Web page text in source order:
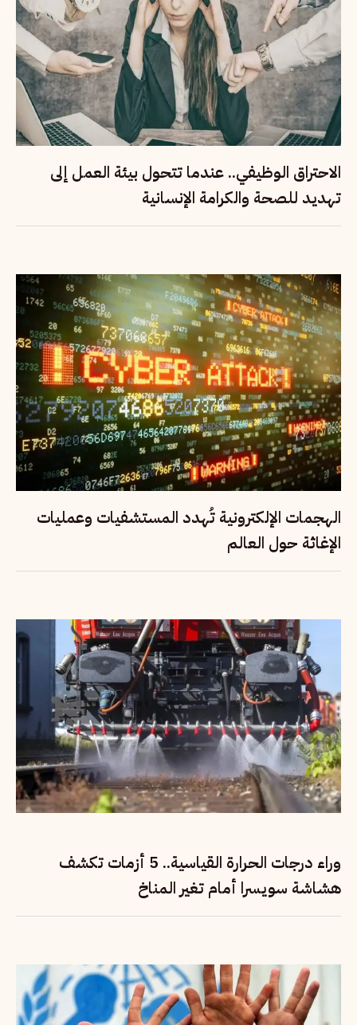
الاحتراق الوظيفي.. عندما تتحول بيئة العمل إلى
تهديد للصحة والكرامة الإنسانية
الهجمات الإلكترونية تُهدد المستشفيات وعمليات
الإغاثة حول العالم
وراء درجات الحرارة القياسية.. 5 أزمات تكشف
هشاشة سويسرا أمام تغير المناخ